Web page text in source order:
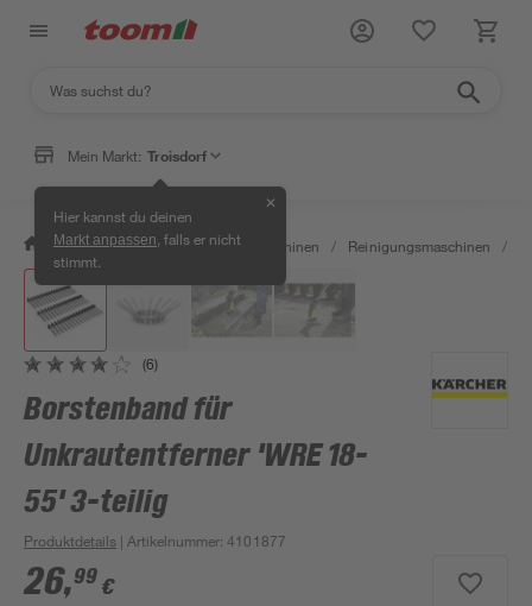
Mein Markt: Troisdorf
Hier kannst du deinen
Markt anpassen , falls er nicht
stimmt.
✕
/ Garten & Freizeit / Gartenmaschinen / Reinigungsmaschinen /
(6)
Borstenband für
Unkrautentferner 'WRE 18-
55' 3-teilig
Produktdetails | Artikelnummer:4101877
26,99 €